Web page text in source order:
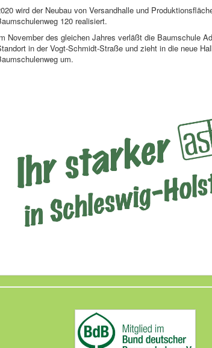
wird der Neubau von Versandhalle und
120 realisiert.
November des gleichen Jahres verläßt die Baumschule
in der Vogt-Schmidt-Straße und zieht in die neue
um.